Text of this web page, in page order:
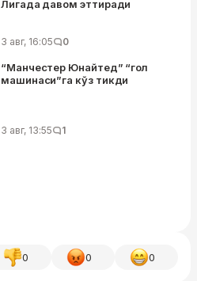
Лигада давом эттиради
3 авг, 16:05 0
“Манчестер Юнайтед” “гол
машинаси”га кўз тикди
3 авг, 13:55 1
0 0 0